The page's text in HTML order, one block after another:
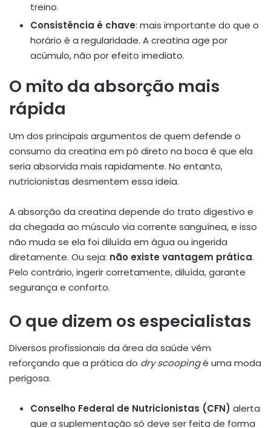
treino.
Consistência é chave: mais importante do que o
horário é a regularidade. A creatina age por
acúmulo, não por efeito imediato.
O mito da absorção mais
rápida
Um dos principais argumentos de quem defende o
consumo da creatina em pó direto na boca é que ela
seria absorvida mais rapidamente. No entanto,
nutricionistas desmentem essa ideia.
A absorção da creatina depende do trato digestivo e
da chegada ao músculo via corrente sanguínea, e isso
não muda se ela foi diluída em água ou ingerida
diretamente. Ou seja: não existe vantagem prática.
Pelo contrário, ingerir corretamente, diluída, garante
segurança e conforto.
O que dizem os especialistas
Diversos profissionais da área da saúde vêm
reforçando que a prática do dry scoopingé uma moda
perigosa.
Conselho Federal de Nutricionistas (CFN) alerta
que a suplementação só deve ser feita de forma